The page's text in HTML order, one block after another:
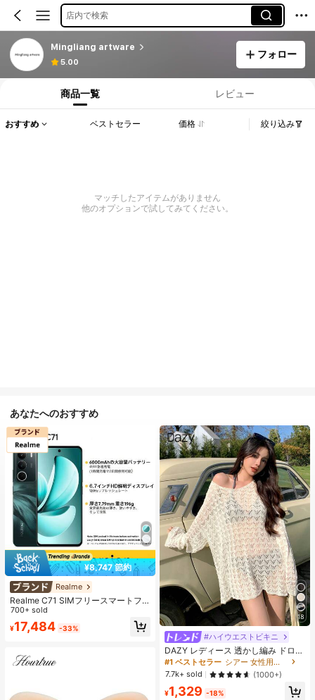
店内で検索
Mingliang artware
5.00
フォロー
商品一覧 レビュー
おすすめ ベストセラー 価格 絞り込み
マッチしたアイテムがありません
他のオプションで試してみてください。
あなたへのおすすめ
¥8,747 節約
Realme
Realme C71 SIMフリースマートフ
ォン 6GB+128GB/8GB+256GB グロ
ーバル版 4G LTE、Android 15、50
MP AIカメラ、120Hzディスプレ
ト、アダプターなし
700+ sold
¥17,484 -33%
18
#ハイウエストビキニ
DAZY レディース 透かし編み ドロッ
プショルダー カバーアップ 夏 シア
ー バケーション ビーチ
#1 ベストセラー
シアー 女性用のカバーアップ
7.7k+ sold
(1000+)
¥1,329 -18%